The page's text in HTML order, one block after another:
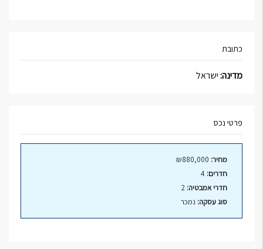
כתובת
מדינה:ישראל
פרטי נכס
מחיר:
חדרים:
חדרי אמבטיה:
סוג עסקה: נמכר